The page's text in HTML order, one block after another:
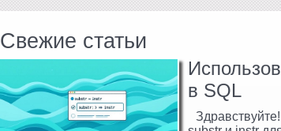
Свежие статьи
в SQL